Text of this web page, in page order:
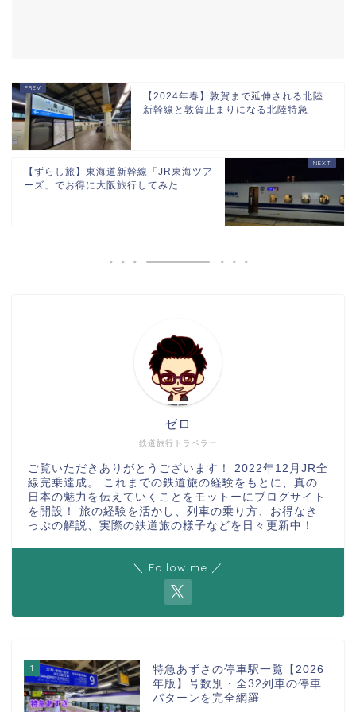
【2024年春】敦賀まで延伸される北陸
新幹線と敦賀止まりになる北陸特急
【ずらし旅】東海道新幹線「JR東海ツア
ーズ」でお得に大阪旅行してみた
鉄道旅行トラベラー
ゼロ
ご覧いただきありがとうございます！ 2022年12月JR全
線完乗達成。 これまでの鉄道旅の経験をもとに、真の
日本の魅力を伝えていくことをモットーにブログサイト
を開設！ 旅の経験を活かし、列車の乗り方、お得なき
っぷの解説、実際の鉄道旅の様子などを日々更新中！
＼ Follow me ／
1
特急あずさの停車駅一覧【2026
年版】号数別・全32列車の停車
パターンを完全網羅